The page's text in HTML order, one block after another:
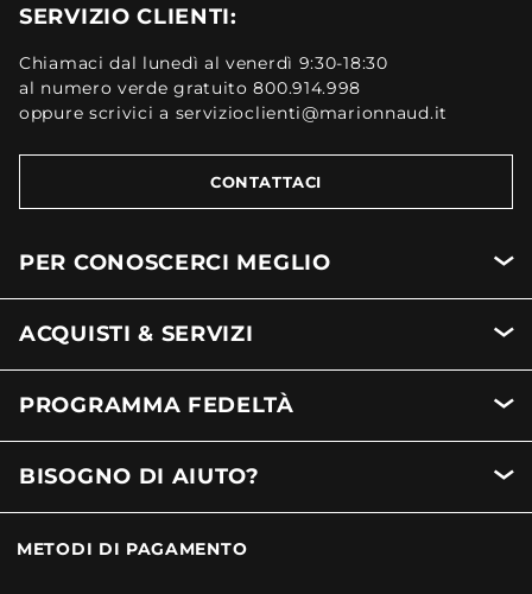
SERVIZIO CLIENTI:
Chiamaci dal lunedì al venerdì 9:30-18:30
al numero verde gratuito 800.914.998
oppure scrivici a servizioclienti@marionnaud.it
CONTATTACI
PER CONOSCERCI MEGLIO
ACQUISTI & SERVIZI
PROGRAMMA FEDELTÀ
BISOGNO DI AIUTO?
METODI DI PAGAMENTO